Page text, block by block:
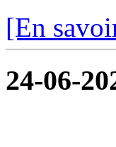
[En
24-06-